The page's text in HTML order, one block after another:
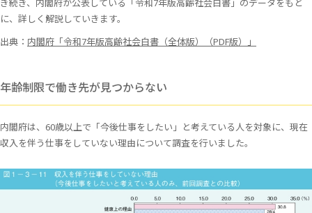
き続き、内閣府が公表している「令和7年版高齢社会白書」のデータをもと
に、詳しく解説していきます。
出典： 内閣府「令和7年版高齢社会白書（全体版）（PDF版）」
年齢制限で働き先が見つからない
内閣府は、60歳以上で「今後仕事をしたい」と考えている人を対象に、現在
収入を伴う仕事をしていない理由について調査を行いました。